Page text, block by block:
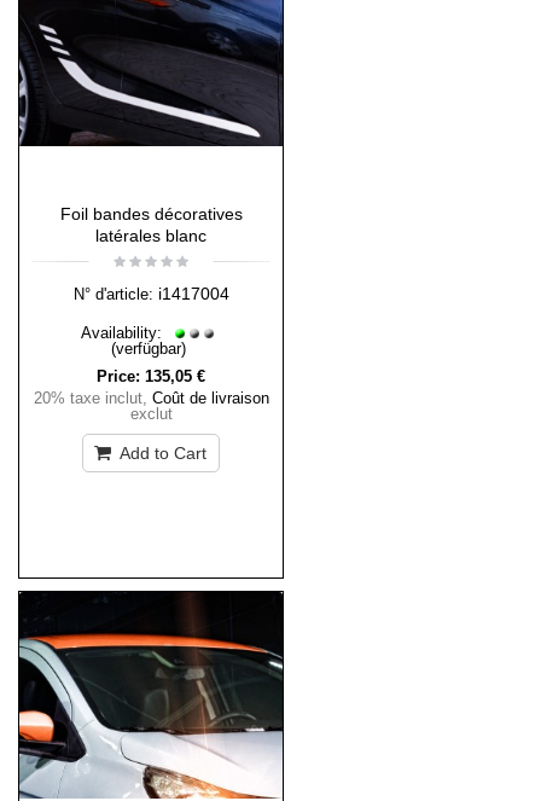
Foil bandes décoratives
latérales blanc
N° d'article: i1417004
Availability:
(verfügbar)
Price: 135,05 €
20% taxe inclut, Coût de livraison
exclut
Add to Cart